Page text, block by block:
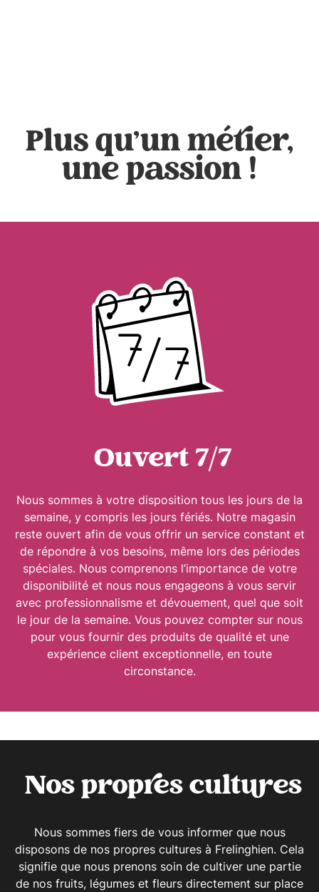
Plus qu'un métier,
une passion !
Ouvert 7/7
Nous sommes à votre disposition tous les jours de la
semaine, y compris les jours fériés. Notre magasin
reste ouvert afin de vous offrir un service constant et
de répondre à vos besoins, même lors des périodes
spéciales. Nous comprenons l’importance de votre
disponibilité et nous nous engageons à vous servir
avec professionnalisme et dévouement, quel que soit
le jour de la semaine. Vous pouvez compter sur nous
pour vous fournir des produits de qualité et une
expérience client exceptionnelle, en toute
circonstance.
Nos propres cultures
Nous sommes fiers de vous informer que nous
disposons de nos propres cultures à Frelinghien. Cela
signifie que nous prenons soin de cultiver une partie
de nos fruits, légumes et fleurs directement sur place